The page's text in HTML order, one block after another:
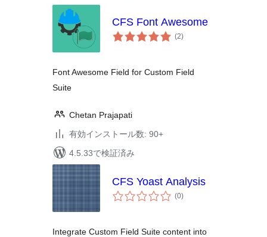
CFS Font Awesome
(2個
の)
Font Awesome Field for Custom Field
Suite
Chetan Prajapati
有効インストール数: 90+
4.5.33で検証済み
CFS Yoast Analysis
(0個
の)
Integrate Custom Field Suite content into